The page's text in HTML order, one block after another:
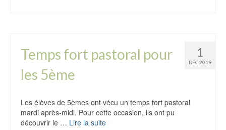
1
DÉC 2019
Temps fort pastoral pour
les 5ème
Les élèves de 5èmes ont vécu un temps fort pastoral
mardi après-midi. Pour cette occasion, ils ont pu
découvrir le … Lire la suite